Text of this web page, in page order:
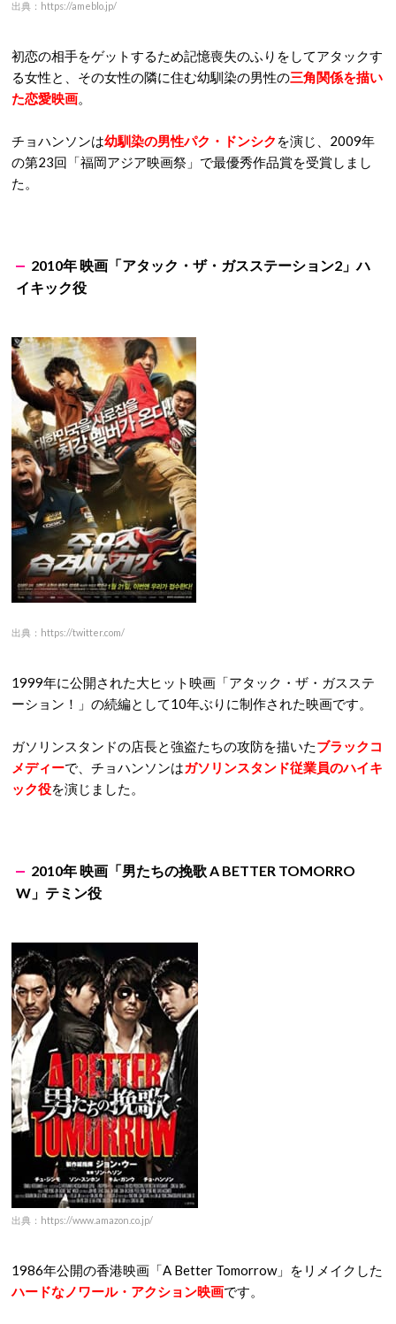
出典：https://ameblo.jp/
初恋の相手をゲットするため記憶喪失のふりをしてアタックす
る女性と、その女性の隣に住む幼馴染の男性の三角関係を描い
た恋愛映画。
チョハンソンは幼馴染の男性パク・ドンシク を演じ、2009年
の第23回「福岡アジア映画祭」で最優秀作品賞を受賞しまし
た。
2010年 映画「アタック・ザ・ガスステーション2」ハ
イキック役
出典：https://twitter.com/
1999年に公開された大ヒット映画「アタック・ザ・ガスステ
ーション！」の続編として10年ぶりに制作された映画です。
ガソリンスタンドの店長と強盗たちの攻防を描いたブラックコ
メディーで、チョハンソンはガソリンスタンド従業員のハイキ
ック役を演じました。
2010年 映画「男たちの挽歌 A BETTER TOMORRO
W」テミン役
出典：https://www.amazon.co.jp/
1986年公開の香港映画「A Better Tomorrow」をリメイクした
ハードなノワール・アクション映画です。